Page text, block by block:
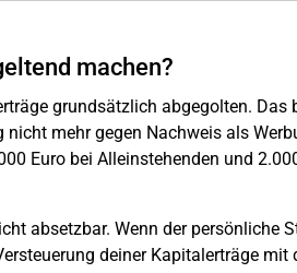
machen?
grundsätzlich abgegolten. Das
mehr gegen Nachweis als
Euro bei Alleinstehenden und
absetzbar. Wenn der persönliche
deiner Kapitalerträge mit